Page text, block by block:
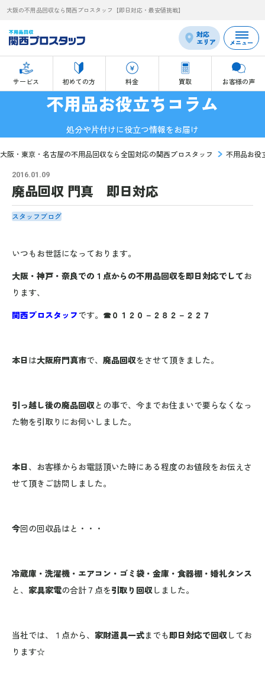
大阪の不用品回収なら関西プロスタッフ【即日対応・最安値挑戦】
対応
エリア
サービス 初めての方 料金 買取 お客様の声
メニュー
不用品お役立ちコラム
処分や片付けに役立つ情報をお届け
大阪・東京・名古屋の不用品回収なら全国対応の関西プロスタッフ 不用品お役
2016.01.09
廃品回収 門真 即日対応
スタッフブログ
いつもお世話になっております。
大阪・神戸・奈良での１点からの不用品回収を即日対応でしてお
ります、
関西プロスタッフです。 ☎０１２０－２８２－２２７
本日 は大阪府門真市で、 廃品回収をさせて頂きました。
引っ越し後の廃品回収との事で、今までお住まいで要らなくなっ
た物を引取りにお伺いしました。
本日、お客様からお電話頂いた時にある程度のお値段をお伝えさ
せて頂きご訪問しました。
今回の回収品はと・・・
冷蔵庫・洗濯機・エアコン・ゴミ袋・金庫・食器棚・婚礼タンス
と、 家具家電の合計７点を引取り回収しました。
当社では、１点から、 家財道具一式までも即日対応で回収してお
ります☆